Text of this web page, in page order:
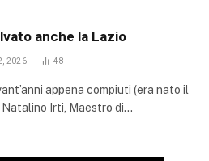
anche la Lazio
2026 48
appena compiuti (era nato il
Irti, Maestro di…